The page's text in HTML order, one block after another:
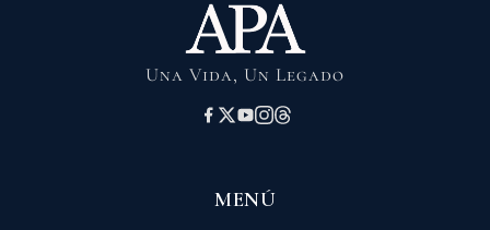
Una Vida, Un Legado
MENÚ